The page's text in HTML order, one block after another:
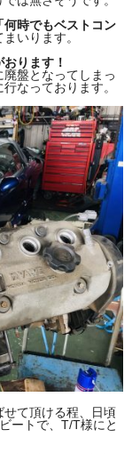
何時でもベストコン
いります。
ります！
盤となってしまっ
なっております。
て頂ける程、日頃
ートで、T/T様にと